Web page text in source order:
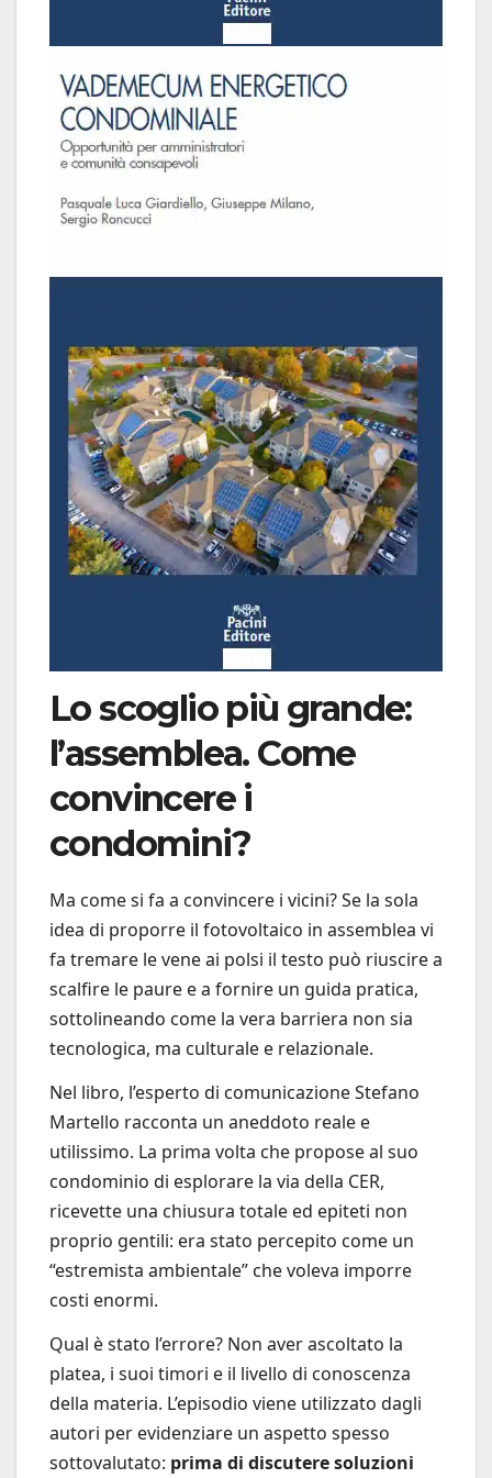
Lo scoglio più grande:
l’assemblea. Come
convincere i
condomini?
Ma come si fa a convincere i vicini? Se la sola
idea di proporre il fotovoltaico in assemblea vi
fa tremare le vene ai polsi il testo può riuscire a
scalfire le paure e a fornire un guida pratica,
sottolineando come la vera barriera non sia
tecnologica, ma culturale e relazionale.
Nel libro, l’esperto di comunicazione Stefano
Martello racconta un aneddoto reale e
utilissimo. La prima volta che propose al suo
condominio di esplorare la via della CER,
ricevette una chiusura totale ed epiteti non
proprio gentili: era stato percepito come un
“estremista ambientale” che voleva imporre
costi enormi.
Qual è stato l’errore? Non aver ascoltato la
platea, i suoi timori e il livello di conoscenza
della materia. L’episodio viene utilizzato dagli
autori per evidenziare un aspetto spesso
sottovalutato: prima di discutere soluzioni